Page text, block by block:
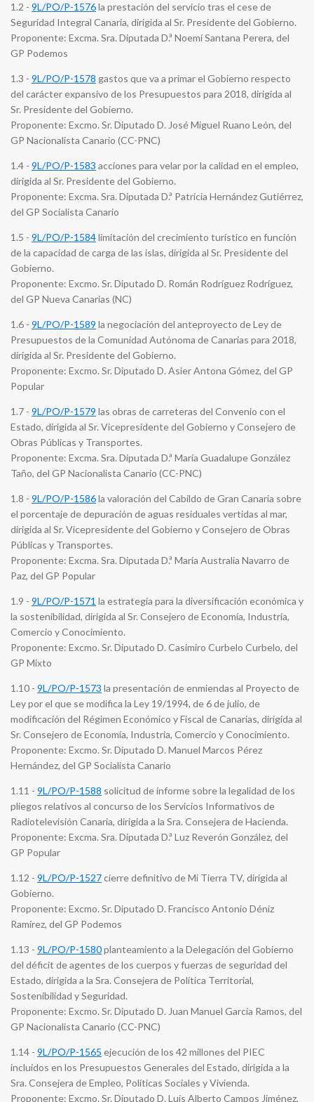
1.2 - 9L/PO/P-1576la prestación del servicio tras el cese de
Seguridad Integral Canaria, dirigida al Sr. Presidente del Gobierno.
Proponente: Excma. Sra. Diputada D.ª Noemí Santana Perera, del
GP Podemos
1.3 - 9L/PO/P-1578 gastos que va a primar el Gobierno respecto
del carácter expansivo de los Presupuestos para 2018, dirigida al
Sr. Presidente del Gobierno.
Proponente: Excmo. Sr. Diputado D. José Miguel Ruano León, del
GP Nacionalista Canario (CC-PNC)
1.4 - 9L/PO/P-1583 acciones para velar por la calidad en el empleo,
dirigida al Sr. Presidente del Gobierno.
Proponente: Excma. Sra. Diputada D.ª Patricia Hernández Gutiérrez,
del GP Socialista Canario
1.5 - 9L/PO/P-1584limitación del crecimiento turístico en función
de la capacidad de carga de las islas, dirigida al Sr. Presidente del
Gobierno.
Proponente: Excmo. Sr. Diputado D. Román Rodríguez Rodríguez,
del GP Nueva Canarias (NC)
1.6 - 9L/PO/P-1589 la negociación del anteproyecto de Ley de
Presupuestos de la Comunidad Autónoma de Canarias para 2018,
dirigida al Sr. Presidente del Gobierno.
Proponente: Excmo. Sr. Diputado D. Asier Antona Gómez, del GP
Popular
1.7 - 9L/PO/P-1579 las obras de carreteras del Convenio con el
Estado, dirigida al Sr. Vicepresidente del Gobierno y Consejero de
Obras Públicas y Transportes.
Proponente: Excma. Sra. Diputada D.ª María Guadalupe González
Taño, del GP Nacionalista Canario (CC-PNC)
1.8 - 9L/PO/P-1586la valoración del Cabildo de Gran Canaria sobre
el porcentaje de depuración de aguas residuales vertidas al mar,
dirigida al Sr. Vicepresidente del Gobierno y Consejero de Obras
Públicas y Transportes.
Proponente: Excma. Sra. Diputada D.ª María Australia Navarro de
Paz, del GP Popular
1.9 - 9L/PO/P-1571 la estrategia para la diversificación económica y
la sostenibilidad, dirigida al Sr. Consejero de Economía, Industria,
Comercio y Conocimiento.
Proponente: Excmo. Sr. Diputado D. Casimiro Curbelo Curbelo, del
GP Mixto
1.10 - 9L/PO/P-1573 la presentación de enmiendas al Proyecto de
Ley por el que se modifica la Ley 19/1994, de 6 de julio, de
modificación del Régimen Económico y Fiscal de Canarias, dirigida al
Sr. Consejero de Economía, Industria, Comercio y Conocimiento.
Proponente: Excmo. Sr. Diputado D. Manuel Marcos Pérez
Hernández, del GP Socialista Canario
1.11 - 9L/PO/P-1588 solicitud de informe sobre la legalidad de los
pliegos relativos al concurso de los Servicios Informativos de
Radiotelevisión Canaria, dirigida a la Sra. Consejera de Hacienda.
Proponente: Excma. Sra. Diputada D.ª Luz Reverón González, del
GP Popular
1.12 - 9L/PO/P-1527cierre definitivo de Mi Tierra TV, dirigida al
Gobierno.
Proponente: Excmo. Sr. Diputado D. Francisco Antonio Déniz
Ramírez, del GP Podemos
1.13 - 9L/PO/P-1580planteamiento a la Delegación del Gobierno
del déficit de agentes de los cuerpos y fuerzas de seguridad del
Estado, dirigida a la Sra. Consejera de Política Territorial,
Sostenibilidad y Seguridad.
Proponente: Excmo. Sr. Diputado D. Juan Manuel García Ramos, del
GP Nacionalista Canario (CC-PNC)
1.14 - 9L/PO/P-1565 ejecución de los 42 millones del PIEC
incluidos en los Presupuestos Generales del Estado, dirigida a la
Sra. Consejera de Empleo, Políticas Sociales y Vivienda.
Proponente: Excmo. Sr. Diputado D. Luis Alberto Campos Jiménez,